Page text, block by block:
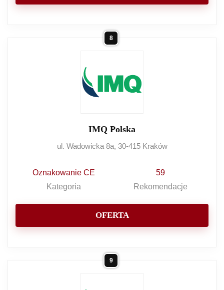
8
IMQ Polska
ul. Wadowicka 8a, 30-415 Kraków
Oznakowanie CE
Kategoria
59
Rekomendacje
OFERTA
9